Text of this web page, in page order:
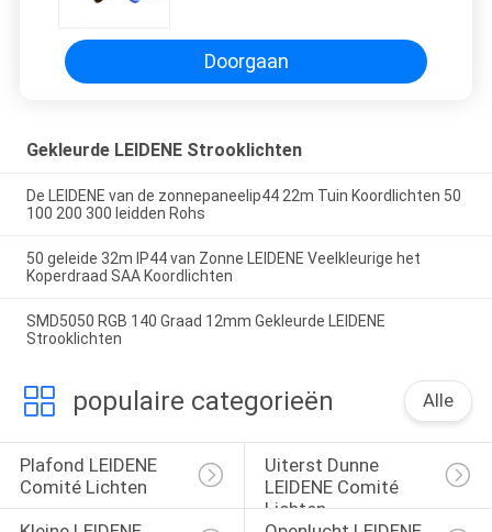
Doorgaan
Gekleurde LEIDENE Strooklichten
De LEIDENE van de zonnepaneelip44 22m Tuin Koordlichten 50
100 200 300 leidden Rohs
50 geleide 32m IP44 van Zonne LEIDENE Veelkleurige het
Koperdraad SAA Koordlichten
SMD5050 RGB 140 Graad 12mm Gekleurde LEIDENE
Strooklichten
populaire categorieën Alle
Plafond LEIDENE
Comité Lichten
Uiterst Dunne
LEIDENE Comité
Lichten